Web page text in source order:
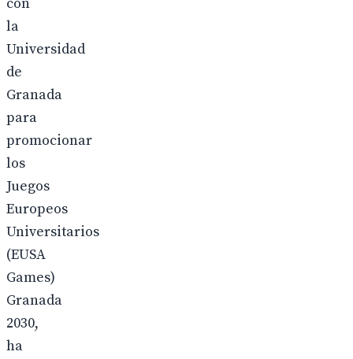
la
Universidad
de
Granada
para
promocionar
los
Juegos
Europeos
Universitarios
(EUSA
Games)
Granada
2030,
ha